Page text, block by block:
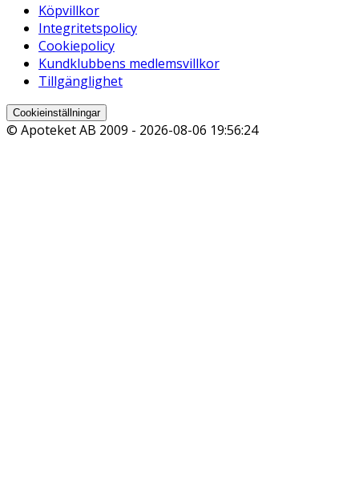
Köpvillkor
Integritetspolicy
Cookiepolicy
Kundklubbens medlemsvillkor
Tillgänglighet
Cookieinställningar
© Apoteket AB 2009 - 2026-08-06 19:56:24